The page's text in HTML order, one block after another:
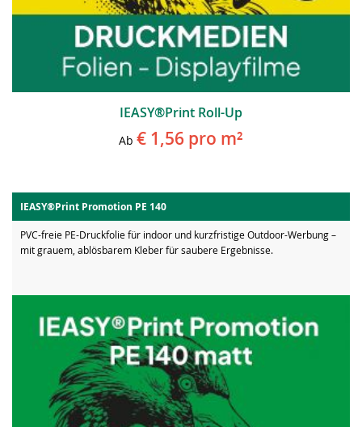
IEASY®Print Roll-Up
Ab € 1,56 pro m²
IEASY®Print Promotion PE 140
PVC-freie PE-Druckfolie für indoor und kurzfristige Outdoor-Werbung –
mit grauem, ablösbarem Kleber für saubere Ergebnisse.